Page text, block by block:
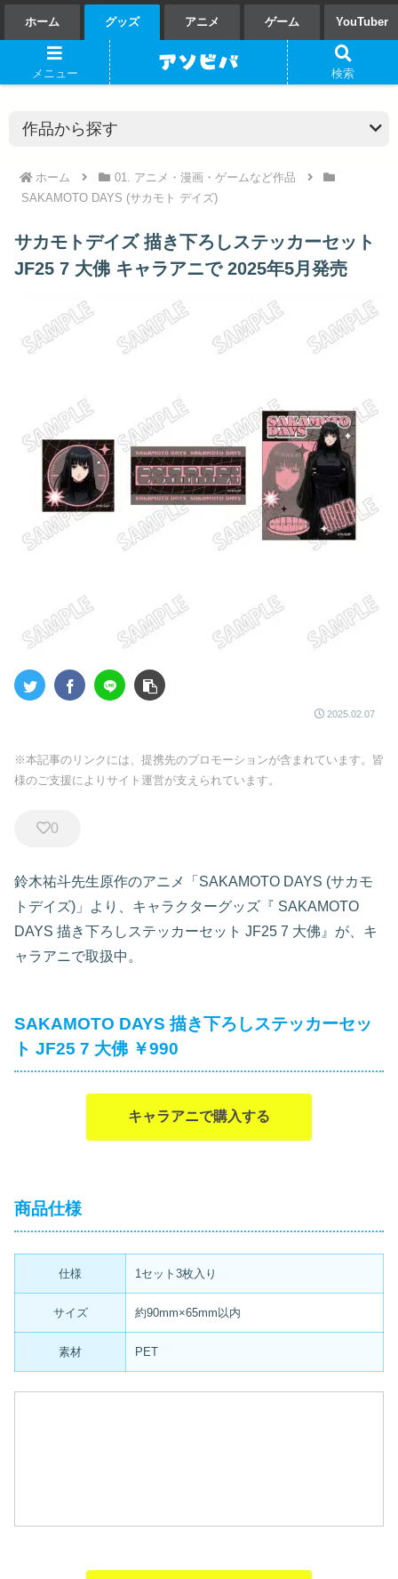
ホーム グッズ アニメ ゲーム YouTuber
ホーム
01. アニメ・漫画・ゲームなど作品
SAKAMOTO DAYS (サカモト デイズ)
サカモトデイズ 描き下ろしステッカーセット
JF25 7 大佛 キャラアニで 2025年5月発売
2025.02.07
※本記事のリンクには、提携先のプロモーションが含まれています。皆
様のご支援によりサイト運営が支えられています。
0
鈴木祐斗先生原作のアニメ「SAKAMOTO DAYS (サカモ
トデイズ)」より、キャラクターグッズ『 SAKAMOTO
DAYS 描き下ろしステッカーセット JF25 7 大佛』が、キ
ャラアニで取扱中。
SAKAMOTO DAYS 描き下ろしステッカーセッ
ト JF25 7 大佛 ￥990
キャラアニで購入する
商品仕様
仕様 1セット3枚入り
サイズ 約90mm×65mm以内
素材 PET
メニュー 検索